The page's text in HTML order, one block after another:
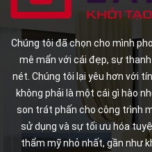
Chúng tôi đã chọn cho mình
mê mẩn với cái đẹp, sự
nét. Chúng tôi lại yêu hơn với
không phải là một cái gì hào
son trát phấn cho công trình
sử dụng và sự tối ưu hóa
thẩm mỹ nhỏ nhất, gần như